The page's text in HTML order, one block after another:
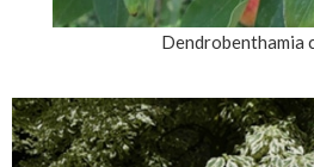
Dendrobenthamia